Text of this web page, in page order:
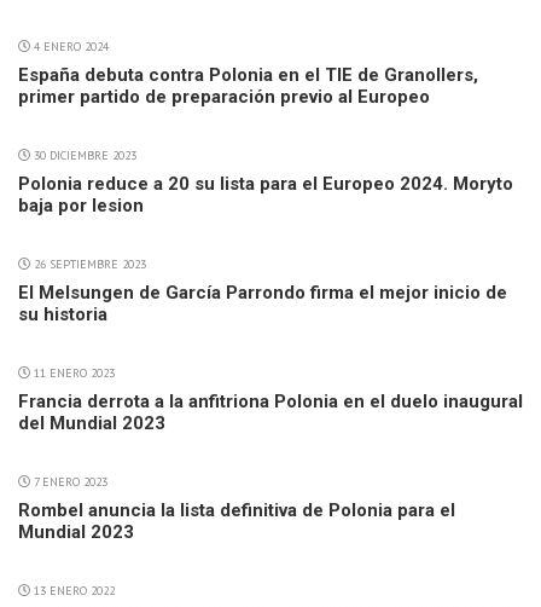
4 ENERO 2024
España debuta contra Polonia en el TIE de Granollers,
primer partido de preparación previo al Europeo
30 DICIEMBRE 2023
Polonia reduce a 20 su lista para el Europeo 2024. Moryto
baja por lesion
26 SEPTIEMBRE 2023
El Melsungen de García Parrondo firma el mejor inicio de
su historia
11 ENERO 2023
Francia derrota a la anfitriona Polonia en el duelo inaugural
del Mundial 2023
7 ENERO 2023
Rombel anuncia la lista definitiva de Polonia para el
Mundial 2023
13 ENERO 2022